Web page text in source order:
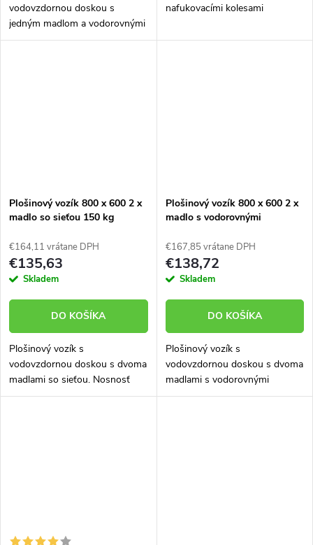
vodovzdornou doskou s
jedným madlom a vodorovnými
priečkami. Nosnosť 150 kg.
nafukovacími kolesami
Plošinový vozík 800 x 600 2 x
madlo so sieťou 150 kg
€164,11 vrátane DPH
€135,63
Skladem
DO KOŠÍKA
Plošinový vozík s
vodovzdornou doskou s dvoma
madlami so sieťou. Nosnosť
150 kg.
Plošinový vozík 800 x 600 2 x
madlo s vodorovnými
€167,85 vrátane DPH
€138,72
Skladem
DO KOŠÍKA
Plošinový vozík s
vodovzdornou doskou s dvoma
madlami s vodorovnými
priečkami. Nosnosť 150 kg.